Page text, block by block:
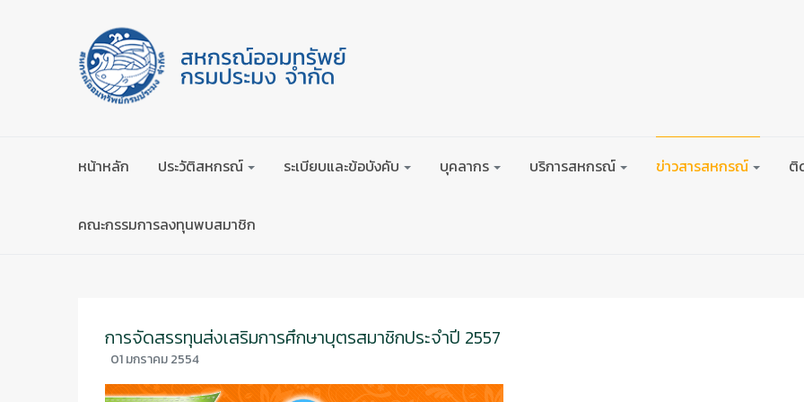
หน้าหลัก ประวัติสหกรณ์ ระเบียบและข้อบังคับ บุคลากร บริการสหกรณ์ ข่าวสารสหกรณ์ ติ
คณะกรรมการลงทุนพบสมาชิก
การจัดสรรทุนส่งเสริมการศึกษาบุตรสมาชิกประจำปี 2557
01 มกราคม 2554